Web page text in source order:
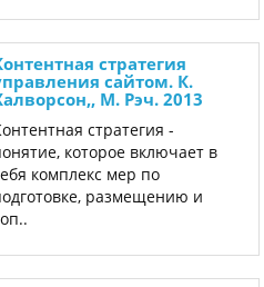
стратегия
сайтом. К.
М. Рэч. 2013
стратегия -
которое включает в
комплекс мер по
размещению и